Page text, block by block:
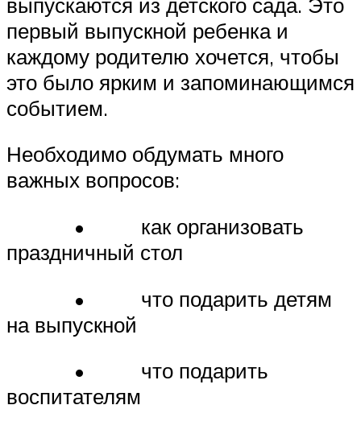
первый выпускной ребенка и
каждому родителю хочется, чтобы
это было ярким и запоминающимся
событием.
Необходимо обдумать много
важных вопросов:
• как организовать
праздничный стол
• что подарить детям
на выпускной
• что подарить
воспитателям